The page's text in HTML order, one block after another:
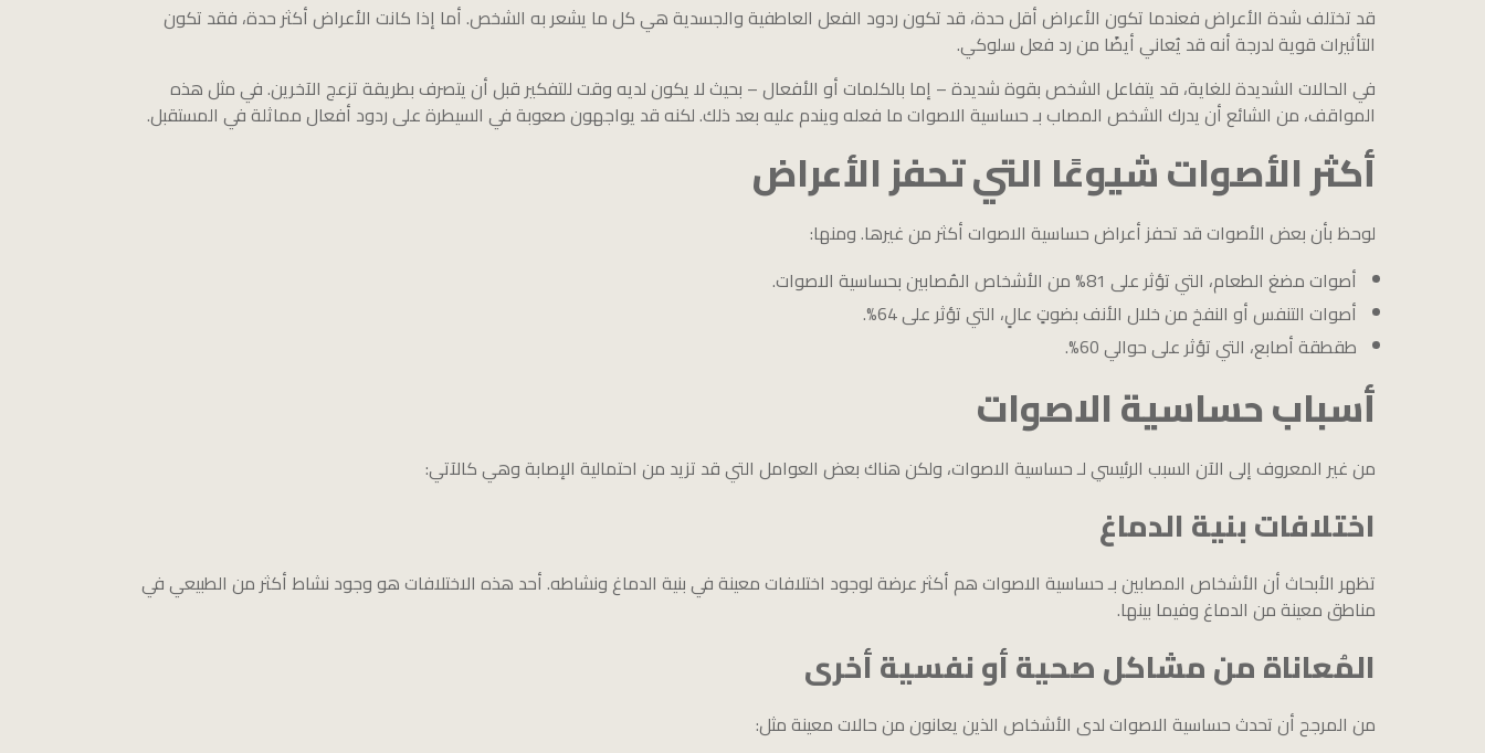
قد تختلف شدة الأعراض فعندما تكون الأعراض أقل حدة، قد تكون ردود الفعل العاطفية والجسدية هي كل ما يشعر به الشخص. أما إذا كانت الأعراض أكثر حدة، فقد تكون
التأثيرات قوية لدرجة أنه قد يُعاني أيضًا من رد فعل سلوكي.
في الحالات الشديدة للغاية، قد يتفاعل الشخص بقوة شديدة – إما بالكلمات أو الأفعال – بحيث لا يكون لديه وقت للتفكير قبل أن يتصرف بطريقة تزعج الآخرين. في مثل هذه
المواقف، من الشائع أن يدرك الشخص المصاب بـ حساسية الاصوات ما فعله ويندم عليه بعد ذلك. لكنه قد يواجهون صعوبة في السيطرة على ردود أفعال مماثلة في المستقبل.
أكثر الأصوات شيوعًا التي تحفز الأعراض
لوحظ بأن بعض الأصوات قد تحفز أعراض حساسية الاصوات أكثر من غيرها. ومنها:
أصوات مضغ الطعام، التي تؤثر على 81% من الأشخاص المُصابين بحساسية الاصوات.
أصوات التنفس أو النفخ من خلال الأنف بضوتٍ عالٍ، التي تؤثر على 64%.
طقطقة أصابع، التي تؤثر على حوالي 60%.
أسباب حساسية الاصوات
من غير المعروف إلى الآن السبب الرئيسي لـ حساسية الاصوات، ولكن هناك بعض العوامل التي قد تزيد من احتمالية الإصابة وهي كالآتي:
اختلافات بنية الدماغ
تظهر الأبحاث أن الأشخاص المصابين بـ حساسية الاصوات هم أكثر عرضة لوجود اختلافات معينة في بنية الدماغ ونشاطه. أحد هذه الاختلافات هو وجود نشاط أكثر من الطبيعي في
مناطق معينة من الدماغ وفيما بينها.
المُعاناة من مشاكل صحية أو نفسية أخرى
من المرجح أن تحدث حساسية الاصوات لدى الأشخاص الذين يعانون من حالات معينة مثل: